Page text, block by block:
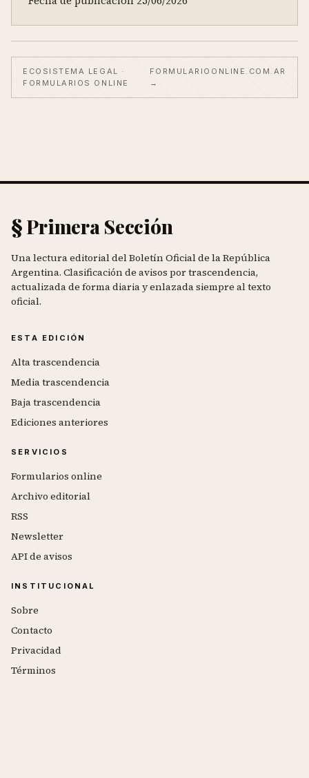
ECOSISTEMA LEGAL ·
FORMULARIOS ONLINE
FORMULARIOONLINE.COM.AR
→
§ Primera Sección
Una lectura editorial del Boletín Oficial de la República
Argentina. Clasificación de avisos por trascendencia,
actualizada de forma diaria y enlazada siempre al texto
oficial.
ESTA EDICIÓN
Alta trascendencia
Media trascendencia
Baja trascendencia
Ediciones anteriores
SERVICIOS
Formularios online
Archivo editorial
RSS
Newsletter
API de avisos
INSTITUCIONAL
Sobre
Contacto
Privacidad
Términos